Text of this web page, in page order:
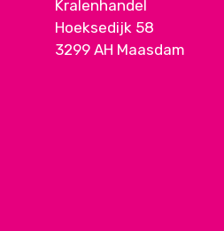
Kralenhandel
Hoeksedijk 58
3299 AH Maasdam